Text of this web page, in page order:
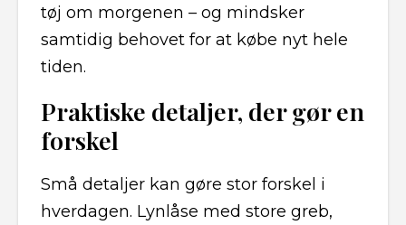
tøj om morgenen – og mindsker
samtidig behovet for at købe nyt hele
tiden.
Praktiske detaljer, der gør en
forskel
Små detaljer kan gøre stor forskel i
hverdagen. Lynlåse med store greb,